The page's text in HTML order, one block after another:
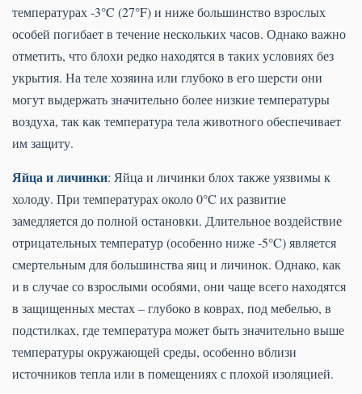
температурах -3°C (27°F) и ниже большинство взрослых
особей погибает в течение нескольких часов. Однако важно
отметить, что блохи редко находятся в таких условиях без
укрытия. На теле хозяина или глубоко в его шерсти они
могут выдержать значительно более низкие температуры
воздуха, так как температура тела животного обеспечивает
им защиту.
Яйца и личинки: Яйца и личинки блох также уязвимы к
холоду. При температурах около 0°C их развитие
замедляется до полной остановки. Длительное воздействие
отрицательных температур (особенно ниже -5°C) является
смертельным для большинства яиц и личинок. Однако, как
и в случае со взрослыми особями, они чаще всего находятся
в защищенных местах – глубоко в коврах, под мебелью, в
подстилках, где температура может быть значительно выше
температуры окружающей среды, особенно вблизи
источников тепла или в помещениях с плохой изоляцией.